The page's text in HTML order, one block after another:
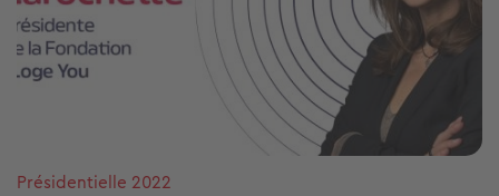
Présidentielle 2022